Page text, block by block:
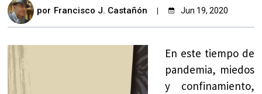
por Francisco J. Castañón Jun 19, 2020
En este tiempo de
pandemia, miedos
y confinamiento,